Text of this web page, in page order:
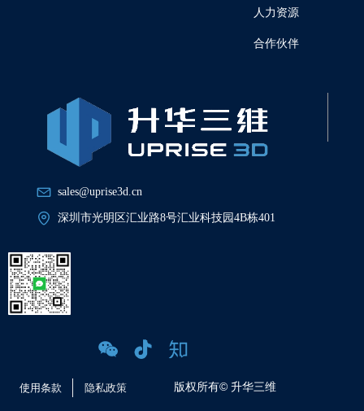
人力资源
合作伙伴
sales@uprise3d.cn
深圳市光明区汇业路8号汇业科技园4B栋401
版权所有© 升华三维
使用条款 隐私政策